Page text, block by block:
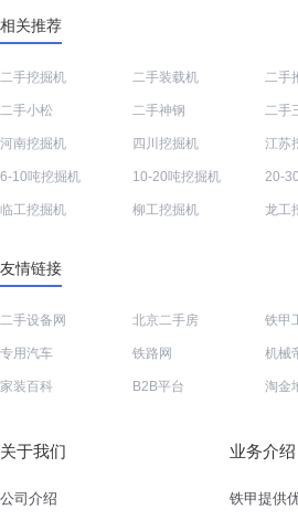
相关推荐
二手挖掘机 二手装载机 二手
二手小松 二手神钢 二手
河南挖掘机 四川挖掘机 江苏
6-10吨挖掘机 10-20吨挖掘机 20-
临工挖掘机 柳工挖掘机 龙工
友情链接
二手设备网 北京二手房 铁甲
专用汽车 铁路网 机械
家装百科 B2B平台 淘金
关于我们
公司介绍
业务介绍
铁甲提供